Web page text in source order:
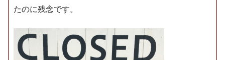
たのに残念です。